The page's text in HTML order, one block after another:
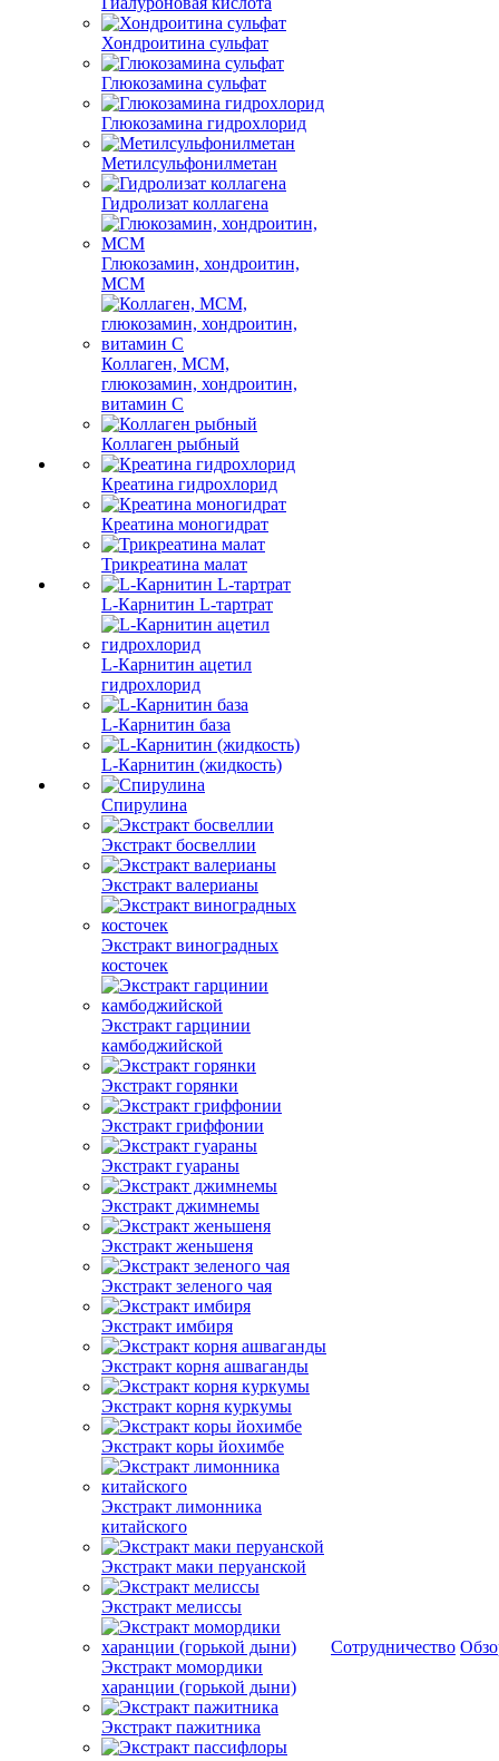
Хондроитина сульфат
Глюкозамина сульфат
Глюкозамина гидрохлорид
Метилсульфонилметан
Гидролизат коллагена
Глюкозамин, хондроитин,
МСМ
Коллаген, МСМ,
глюкозамин, хондроитин,
витамин С
Коллаген рыбный
Креатина гидрохлорид
Креатина моногидрат
Трикреатина малат
L-Карнитин L-тартрат
L-Карнитин ацетил
гидрохлорид
L-Карнитин база
L-Карнитин (жидкость)
Спирулина
Экстракт босвеллии
Экстракт валерианы
Экстракт виноградных
косточек
Экстракт гарцинии
камбоджийской
Экстракт горянки
Экстракт гриффонии
Экстракт гуараны
Экстракт джимнемы
Экстракт женьшеня
Экстракт зеленого чая
Экстракт имбиря
Экстракт корня ашваганды
Экстракт корня куркумы
Экстракт коры йохимбе
Экстракт лимонника
китайского
Экстракт маки перуанской
Экстракт мелиссы
Экстракт момордики
харанции (горькой дыни)
Экстракт пажитника
Сотрудничество